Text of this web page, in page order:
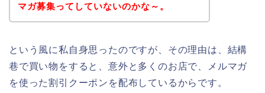
マガ募集ってしていないのかな～。
という風に私自身思ったのですが、その理由は、結構
巷で買い物をすると、意外と多くのお店で、メルマガ
を使った割引クーポンを配布しているからです。